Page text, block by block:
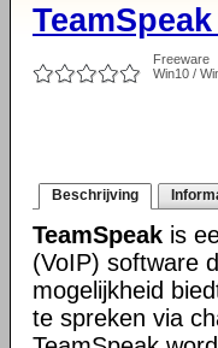
Freeware
Win10 /
Beschrijving
TeamSpeak is
(VoIP) software
mogelijkheid
te spreken via